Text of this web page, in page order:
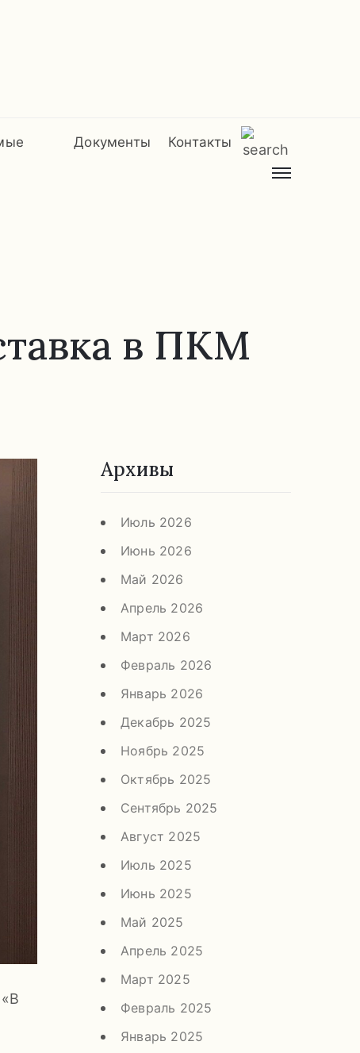
Документы Контакты
в ПКМ
Архивы
Июль 2026
Июнь 2026
Май 2026
Апрель 2026
Март 2026
Февраль 2026
Январь 2026
Декабрь 2025
Ноябрь 2025
Октябрь 2025
Сентябрь 2025
Август 2025
Июль 2025
Июнь 2025
Май 2025
Апрель 2025
Март 2025
Февраль 2025
Январь 2025